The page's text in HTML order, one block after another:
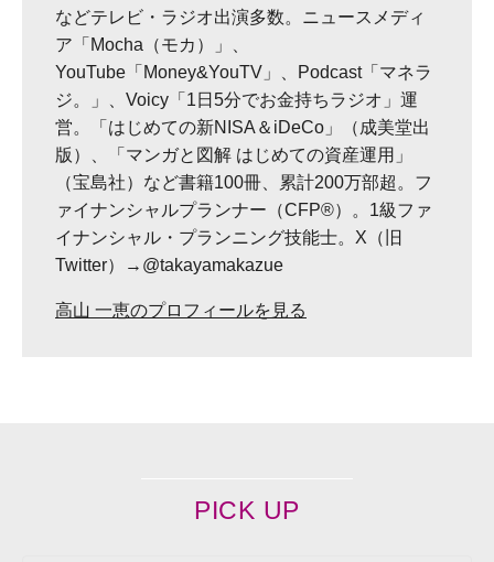
などテレビ・ラジオ出演多数。ニュースメディ
ア「Mocha（モカ）」、
YouTube「Money&YouTV」、Podcast「マネラ
ジ。」、Voicy「1日5分でお金持ちラジオ」運
営。「はじめての新NISA＆iDeCo」（成美堂出
版）、「マンガと図解 はじめての資産運用」
（宝島社）など書籍100冊、累計200万部超。フ
ァイナンシャルプランナー（CFP®）。1級ファ
イナンシャル・プランニング技能士。X（旧
Twitter）→@takayamakazue
高山 一恵のプロフィールを見る
PICK UP